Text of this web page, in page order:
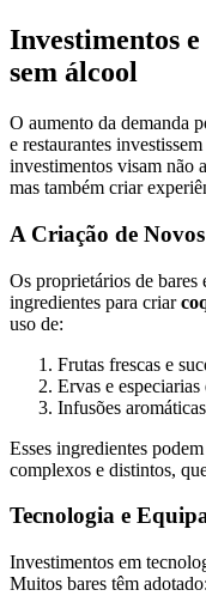
Investimentos
sem álcool
O aumento da demanda
e restaurantes
investimentos visam não
mas também criar
A Criação de
Os proprietários de bares
ingredientes para criar
uso de:
Frutas frescas e
Ervas e especiarias
Infusões
Esses ingredientes
complexos e distintos,
Tecnologia e
Investimentos em
Muitos bares têm adotado: